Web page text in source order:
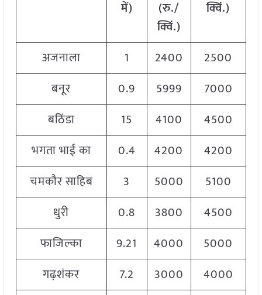
में)
(रु./
क्विं.)
क्विं.)
अजनाला 1 2400 2500
बनूर
0.9 5999 7000
बठिंडा
15 4100 4500
भगता भाई का
0.4 4200 4200
चमकौर साहिब
3 5000 5100
धुरी
0.8 3800 4500
फाजिल्का
9.21 4000 5000
गढ़शंकर
7.2 3000 4000